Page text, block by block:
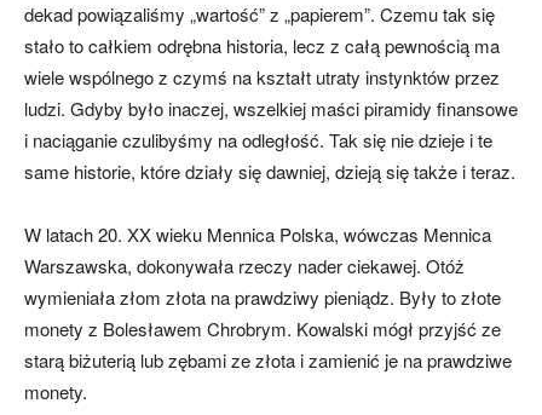
dekad powiązaliśmy „wartość” z „papierem”. Czemu tak się
stało to całkiem odrębna historia, lecz z całą pewnością ma
wiele wspólnego z czymś na kształt utraty instynktów przez
ludzi. Gdyby było inaczej, wszelkiej maści piramidy finansowe
i naciąganie czulibyśmy na odległość. Tak się nie dzieje i te
same historie, które działy się dawniej, dzieją się także i teraz.
W latach 20. XX wieku Mennica Polska, wówczas Mennica
Warszawska, dokonywała rzeczy nader ciekawej. Otóż
wymieniała złom złota na prawdziwy pieniądz. Były to złote
monety z Bolesławem Chrobrym. Kowalski mógł przyjść ze
starą biżuterią lub zębami ze złota i zamienić je na prawdziwe
monety.